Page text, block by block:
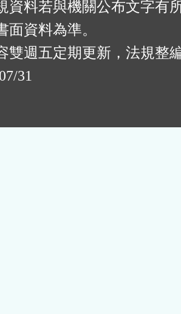
資料若與機關公布文字有
面資料為準。
雙週五定期更新，法規整
31